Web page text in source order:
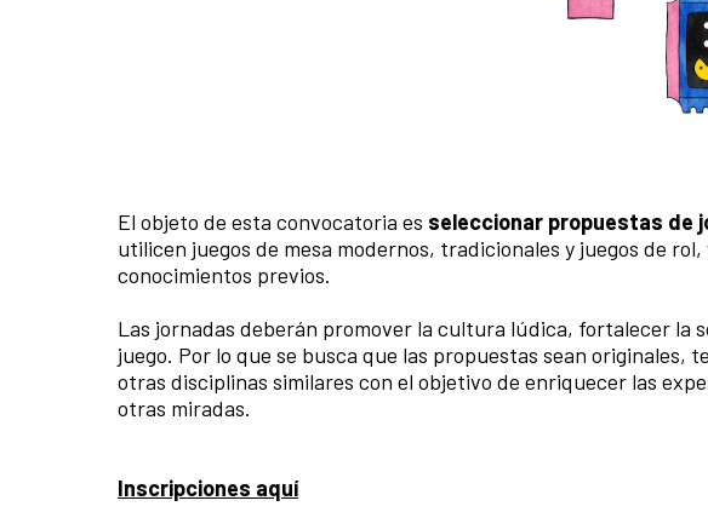
El objeto de esta convocatoria es seleccionar propuestas de
utilicen juegos de mesa modernos, tradicionales y juegos de
conocimientos previos.
Las jornadas deberán promover la cultura lúdica, fortalecer la
juego. Por lo que se busca que las propuestas sean originales,
otras disciplinas similares con el objetivo de enriquecer las
otras miradas.
Inscripciones aquí